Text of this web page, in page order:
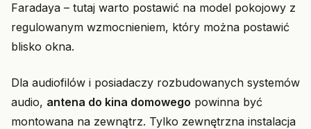
Faradaya – tutaj warto postawić na model pokojowy z
regulowanym wzmocnieniem, który można postawić
blisko okna.
Dla audiofilów i posiadaczy rozbudowanych systemów
audio, antena do kina domowego powinna być
montowana na zewnątrz. Tylko zewnętrzna instalacja